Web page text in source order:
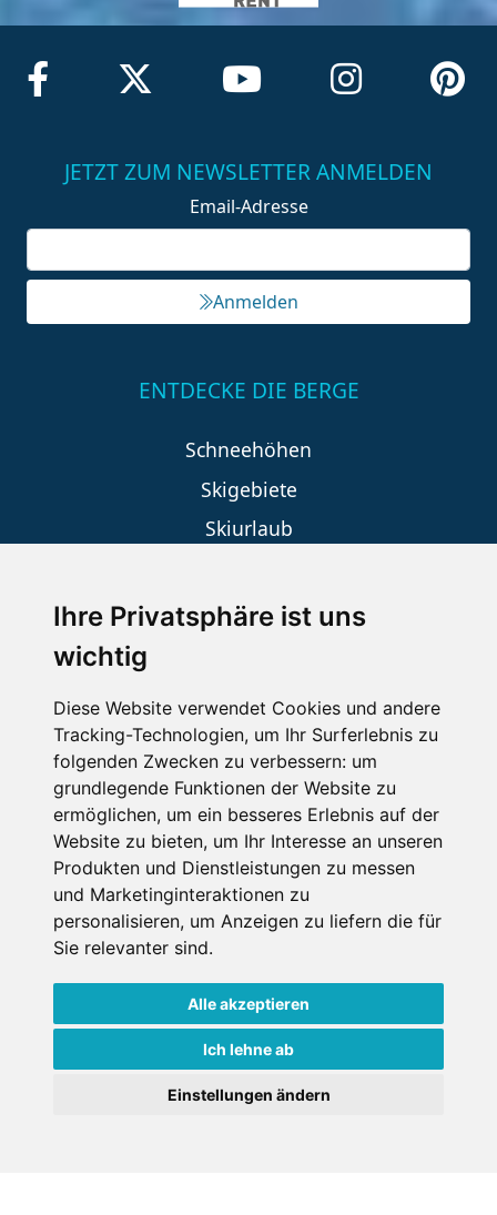
Ihre Privatsphäre ist uns
wichtig
Diese Website verwendet Cookies und andere
Tracking-Technologien, um Ihr Surferlebnis zu
folgenden Zwecken zu verbessern: um
grundlegende Funktionen der Website zu
ermöglichen, um ein besseres Erlebnis auf der
Website zu bieten, um Ihr Interesse an unseren
Produkten und Dienstleistungen zu messen
und Marketinginteraktionen zu
personalisieren, um Anzeigen zu liefern die für
Sie relevanter sind.
Alle akzeptieren
Ich lehne ab
Einstellungen ändern
JETZT ZUM NEWSLETTER ANMELDEN
Email-Adresse
Anmelden
ENTDECKE DIE BERGE
Schneehöhen
Skigebiete
Skiurlaub
SKIURLAUB BUCHEN
Last Minute
An der Piste
Wellness
SCHNEEHÖHEN SKI APP
Die Schneehoehen Ski APP für iOS und Android - Ein
Muss für alle Wintersportler und Schneefreaks!